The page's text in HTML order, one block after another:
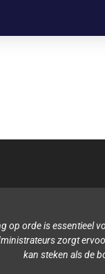
&
dingen